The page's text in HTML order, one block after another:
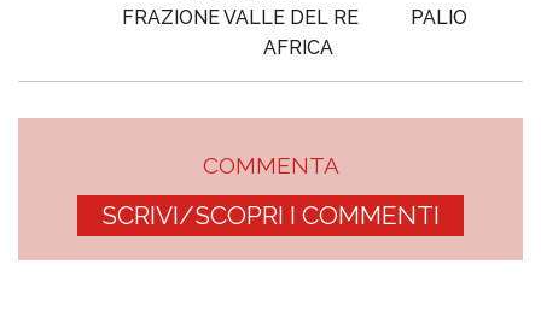
FRAZIONE VALLE DEL RE
PALIO
AFRICA
COMMENTA
SCRIVI/SCOPRI I COMMENTI